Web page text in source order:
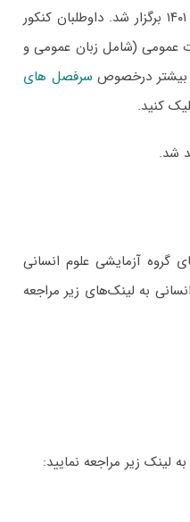
، آزمون دکتری ۱۴۰۲ سراسری و دانشگاه آزاد یازدهم اسفند ۱۴۰۱ برگزار شد. داوطلبان کنکور
عمومی (شامل زبان عمومی و
بیشتر درخصوص سرفصل های
کنید.
گروه آزمایشی علوم انسانی
به لینک‌های زیر مراجعه
لینک زیر مراجعه نمایید: